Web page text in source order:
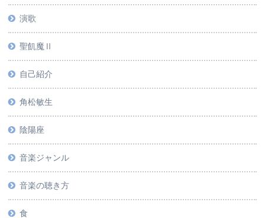
演歌
聖飢魔Ⅱ
自己紹介
角松敏生
陰陽座
音楽ジャンル
音楽の聴き方
食